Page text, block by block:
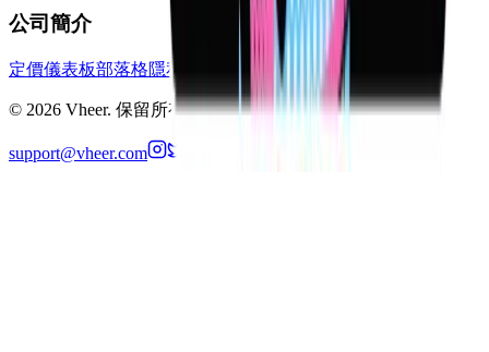
公司簡介
定價儀表板部落格隱私權政策 Cookies 政策 服務條款
© 2026 Vheer. 保留所有權利。
support@vheer.com